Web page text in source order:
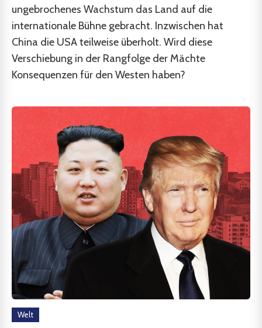
ungebrochenes Wachstum das Land auf die
internationale Bühne gebracht. Inzwischen hat
China die USA teilweise überholt. Wird diese
Verschiebung in der Rangfolge der Mächte
Konsequenzen für den Westen haben?
Welt